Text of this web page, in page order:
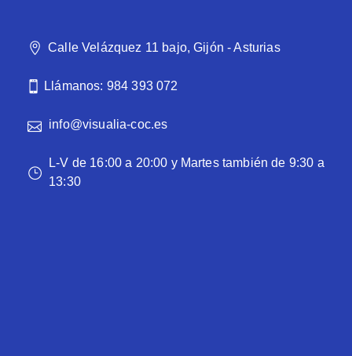
Calle Velázquez 11 bajo, Gijón - Asturias
Llámanos: 984 393 072
info@visualia-coc.es
L-V de 16:00 a 20:00 y Martes también de 9:30 a
13:30